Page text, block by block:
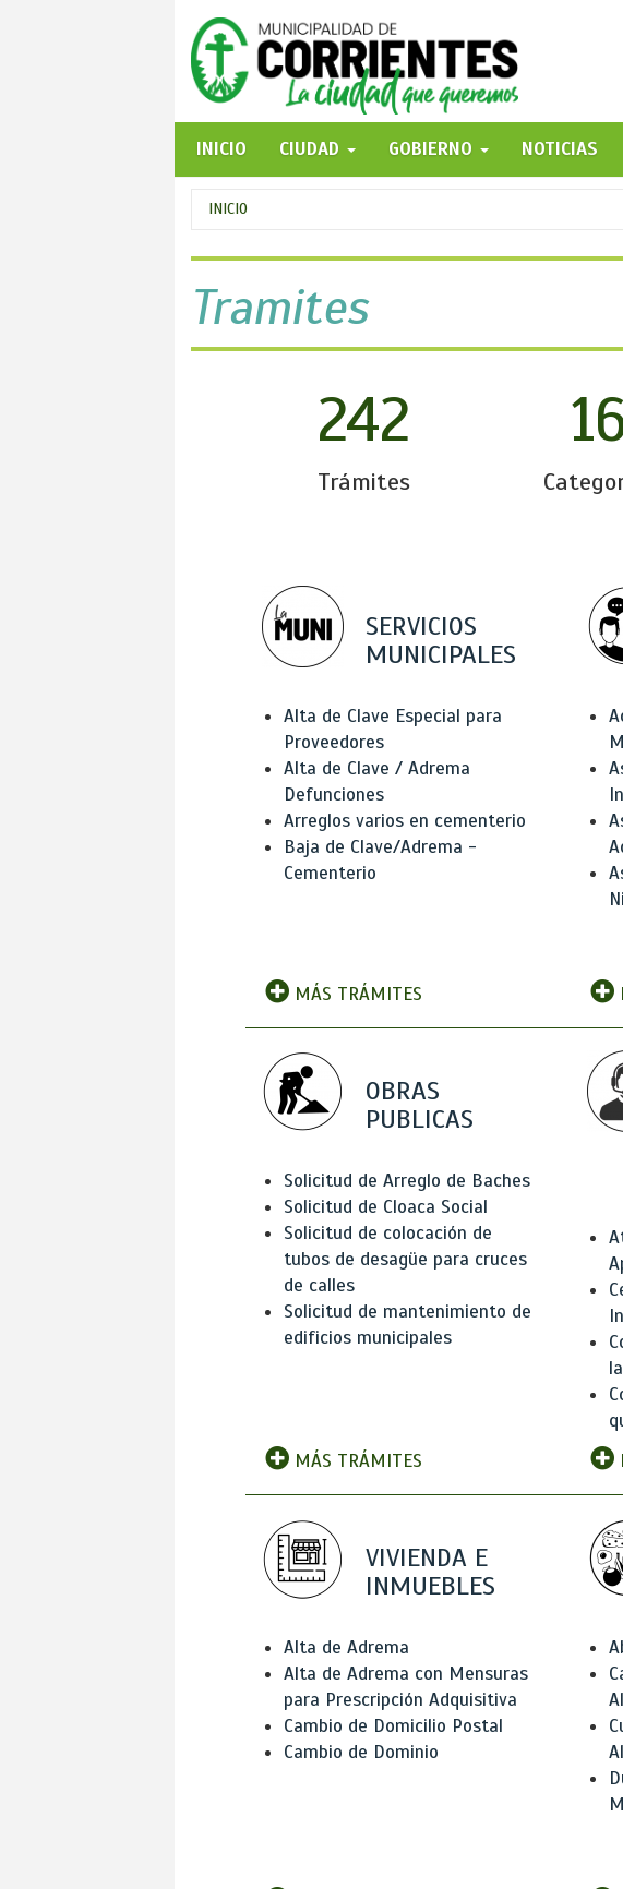
INICIO
CIUDAD GOBIERNO NOTICIAS
Se
encuentra
usted
aquí
INICIO
Tramites
242
Trámites
SERVICIOS
MUNICIPALES
Alta de Clave Especial para
Proveedores
Alta de Clave / Adrema
Defunciones
Arreglos varios en cementerio
Baja de Clave/Adrema -
Cementerio
MÁS TRÁMITES
OBRAS
PUBLICAS
Solicitud de Arreglo de Baches
Solicitud de Cloaca Social
Solicitud de colocación de
tubos de desagüe para cruces
de calles
Solicitud de mantenimiento de
edificios municipales
MÁS TRÁMITES
VIVIENDA E
INMUEBLES
Alta de Adrema
Alta de Adrema con Mensuras
para Prescripción Adquisitiva
Cambio de Domicilio Postal
Cambio de Dominio